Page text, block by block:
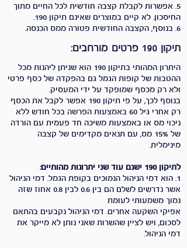
5. אפשרות לקבלת קצבה חודשית לכל החיים מתוך
החיסכון. לא קיים במוצרים שאינם תיקון 190.
6. בנוסף, הקצבה החודשית פטורה ממס הכנסה.
תיקון 190 פרטים מורחבים:
היתרון המהותי בתיקון 190 הוא שניתן ליהנות מכל
ההטבות של קופות הגמל גם בהפקדה של כסף פרטי
ולא רק מכסף שמופקד על ידי המעסיק.
​בנוסף לכך, על פי תיקון 190 אפשר לקבל את הכסף
רק אחרי גיל 60 באמצעות הפרשה בכל חודש ללא
ניכוי מס או באמצעות משיכה חד פעמית עם הורדה
של 15% מס, עם תנאים מקדימים של קצבה
מינימלית.
לתיקון 190 ישנם עוד שני יתרונות מהותיים:
1. הוא דמי הניהול הנמוכים בקופת הגמל. דמי הניהול
אשר נדרשים לשלם הם בין 0.6 לבין 0.8 אחוז שזה
נמוך משמעותי לעומת
אפיקי השקעה אחרים. דמי הניהול נקבעים בהתאם
לסכום, ויש לציין שהשרות שאני נותן לא מייקר את
דמי הניהול.